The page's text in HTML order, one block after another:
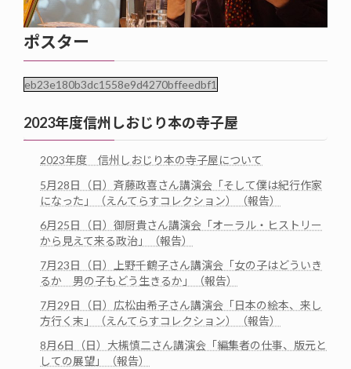
ポスター
eb23e180b3dc1558e9d4270bffeedbf1
2023年度信州しおじり本の寺子屋
2023年度 信州しおじり本の寺子屋について
5月28日（日）斉藤政喜さん講演会「そして僕は紀行作家
になった」（えんてらすコレクション）（報告）
6月25日（日）御厨貴さん講演会「オーラル・ヒストリー
から見えて来る政治」（報告）
7月23日（日）上野千鶴子さん講演会「女の子はどういき
るか 男の子もどう生きるか」（報告）
7月29日（日）広松由希子さん講演会「日本の絵本、来し
方行く末」（えんてらすコレクション）（報告）
8月6日（日）大槻慎二さん講演会「編集者の仕事、版元と
しての展望」（報告）